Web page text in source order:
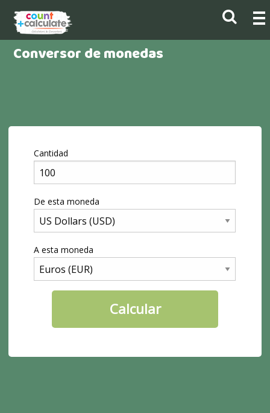
Conversor de monedas
Cantidad
De esta moneda
A esta moneda